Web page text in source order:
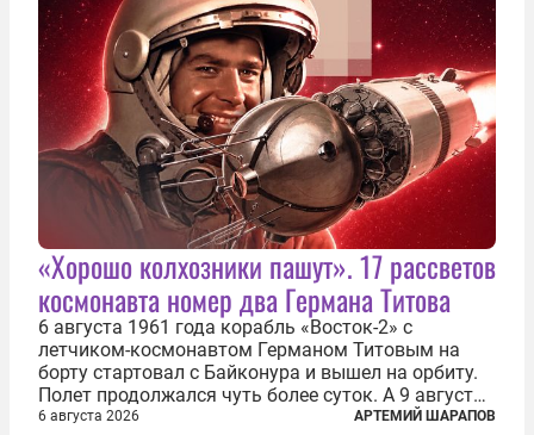
«Хорошо колхозники пашут». 17 рассветов
космонавта номер два Германа Титова
6 августа 1961 года корабль «Восток-2» с
летчиком-космонавтом Германом Титовым на
борту стартовал с Байконура и вышел на орбиту.
Полет продолжался чуть более суток. А 9 августа
второй человек в космосе получил звезду Героя
6 августа 2026 АРТЕМИЙ ШАРАПОВ